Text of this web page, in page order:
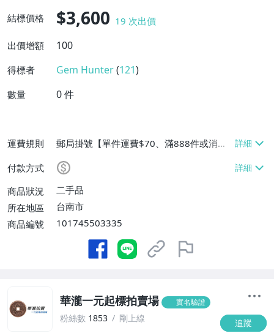
結標價格 $3,600 19 次出價
出價增額
100
得標者 Gem Hunter(121)
數量 0件
運費規則
郵局掛號【單件運費$70、滿888件或消費
滿$888888免運費】
付款方式
商品狀況
二手品
所在地區
台南市
商品編號
101745503335
華瀧一元起標拍賣場 實名驗證
粉絲數 1853 剛上線 追蹤